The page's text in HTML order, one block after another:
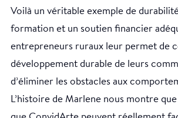
Voilà un véritable exemple de
formation et un soutien financier
entrepreneurs ruraux leur permet de
développement durable de leurs
d’éliminer les obstacles aux
L’histoire de Marlene nous montre